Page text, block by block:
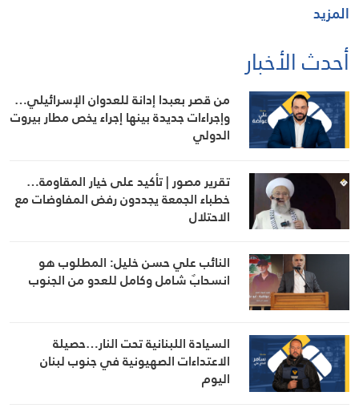
المزيد
أحدث الأخبار
من قصر بعبدا إدانة للعدوان الإسرائيلي…
وإجراءات جديدة بينها إجراء يخص مطار بيروت
الدولي
تقرير مصور | تأكيد على خيار المقاومة…
خطباء الجمعة يجددون رفض المفاوضات مع
الاحتلال
النائب علي حسن خليل: المطلوب هو
انسحابٌ شامل وكامل للعدو من الجنوب
السيادة اللبنانية تحت النار…حصيلة
الاعتداءات الصهيونية في جنوب لبنان
اليوم